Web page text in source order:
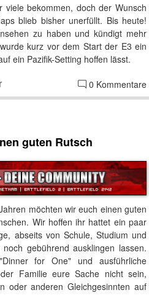
viele bekommen, doch der Wunsch
blieb bisher unerfüllt. Bis heute!
zu haben und kündigt mehr
kurz vor dem Start der E3 ein
ein Pazifik-Setting hoffen lässt.
0 Kommentare
guten Rutsch
möchten wir euch einen guten
Wir hoffen ihr hattet ein paar
abseits von Schule, Studium und
gebührend ausklingen lassen.
for One" und ausführliche
Familie eure Sache nicht sein,
oder anderen Gleichgesinnten auf